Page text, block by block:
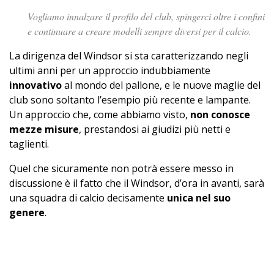
Vogliamo innalzare il profilo del club, spingerci oltre i confini
e continuare a creare modelli sempre diversi per il calcio.
La dirigenza del Windsor si sta caratterizzando negli
ultimi anni per un approccio indubbiamente
innovativoal mondo del pallone, e le nuove maglie del
club sono soltanto l’esempio più recente e lampante.
Un approccio che, come abbiamo visto, non conosce
mezze misure, prestandosi ai giudizi più netti e
taglienti.
Quel che sicuramente non potrà essere messo in
discussione è il fatto che il Windsor, d’ora in avanti, sarà
una squadra di calcio decisamente unica nel suo
genere.